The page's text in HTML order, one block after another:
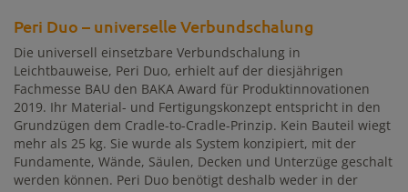
Peri Duo – universelle Verbundschalung
Die universell einsetzbare Verbundschalung in
Leichtbauweise, Peri Duo, erhielt auf der diesjährigen
Fachmesse BAU den BAKA Award für Produktinnovationen
2019. Ihr Material- und Fertigungskonzept entspricht in den
Grundzügen dem Cradle-to-Cradle-Prinzip. Kein Bauteil wiegt
mehr als 25 kg. Sie wurde als System konzipiert, mit der
Fundamente, Wände, Säulen, Decken und Unterzüge geschalt
werden können. Peri Duo benötigt deshalb weder in der